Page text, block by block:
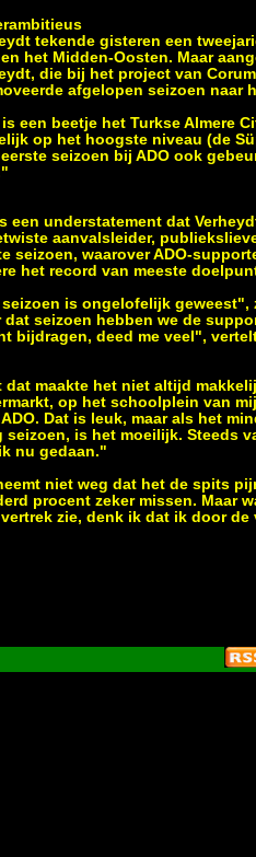
tekende gisteren een
het Midden-Oosten. Maar
die bij het project van
afgelopen seizoen naar
een beetje het Turkse Almere
op het hoogste niveau (de
seizoen bij ADO ook
een understatement dat
aanvalsleider,
seizoen, waarover ADO-
het record van meeste
seizoen is ongelofelijk geweest",
dat seizoen hebben we de
bijdragen, deed me veel",
dat maakte het niet altijd
op het schoolplein van
Dat is leuk, maar als het
seizoen, is het moeilijk. Steeds
nu gedaan."
niet weg dat het de spits
procent zeker missen. Maar
zie, denk ik dat ik door